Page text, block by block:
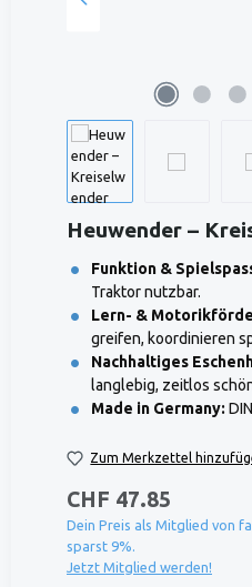
Heuwender –
Funktion &
Traktor nutzbar.
Lern- &
greifen, koordinieren
Nachhaltiges
langlebig, zeitlos
Made in Germany:
Zum Merkzettel
CHF 47.85
Dein Preis als Mitglied von
sparst 9%.
Jetzt Mitglied werden!